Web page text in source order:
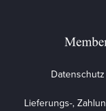
Datenschutz
Lieferungs-,